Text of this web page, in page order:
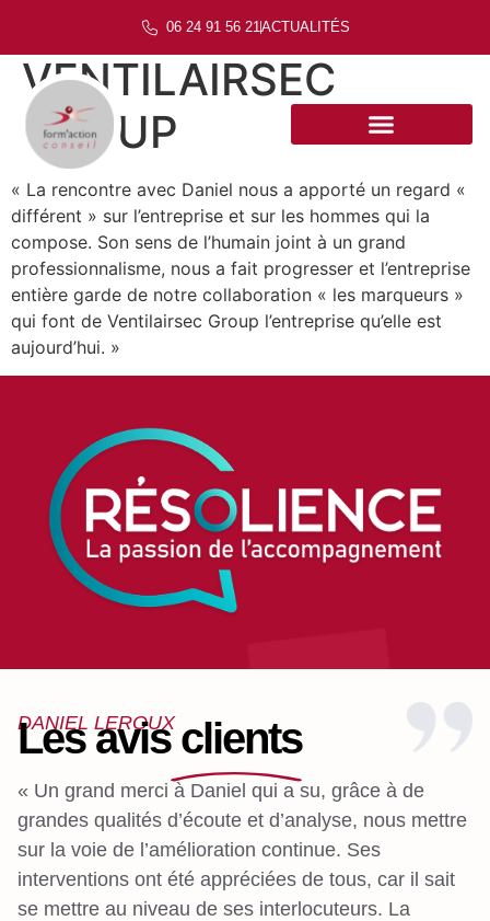
06 24 91 56 21ACTUALITÉS
VENTILAIRSEC
GROUP
« La rencontre avec Daniel nous a apporté un regard «
différent » sur l’entreprise et sur les hommes qui la
compose. Son sens de l’humain joint à un grand
professionnalisme, nous a fait progresser et l’entreprise
entière garde de notre collaboration « les marqueurs »
qui font de Ventilairsec Group l’entreprise qu’elle est
aujourd’hui. »
DANIEL LEROUX
Les avis clients
« Un grand merci à Daniel qui a su, grâce à de
grandes qualités d’écoute et d’analyse, nous mettre
sur la voie de l’amélioration continue. Ses
interventions ont été appréciées de tous, car il sait
se mettre au niveau de ses interlocuteurs. La